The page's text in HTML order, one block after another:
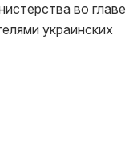
во главе
украинских